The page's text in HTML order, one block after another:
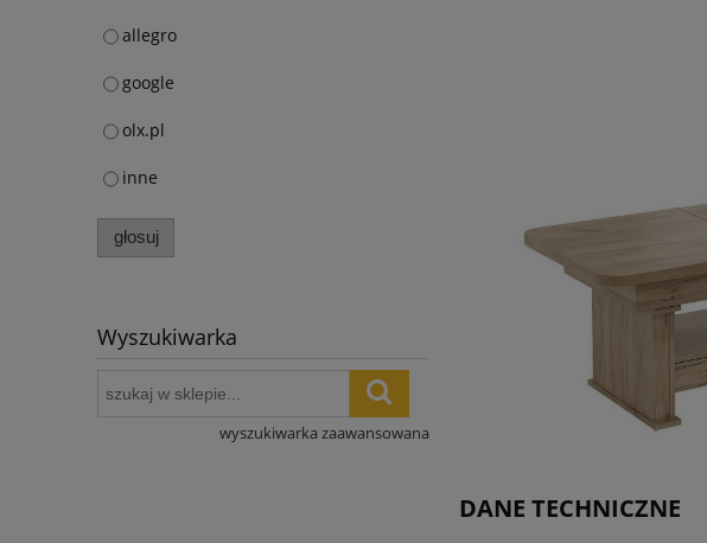
allegro
google
olx.pl
inne
głosuj
Wyszukiwarka
wyszukiwarka zaawansowana
DANE TECHNICZNE